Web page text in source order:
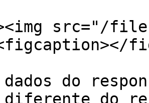
src="/
dados do
do